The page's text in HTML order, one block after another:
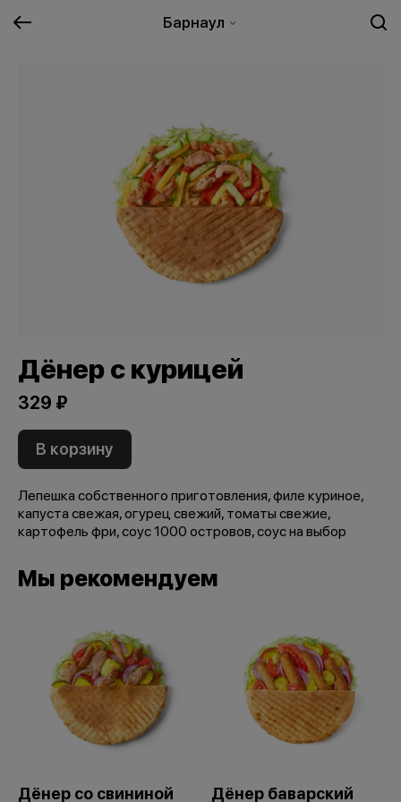
Барнаул
Дёнер с курицей
329 ₽
В корзину
Лепешка собственного приготовления, филе куриное,
капуста свежая, огурец свежий, томаты свежие,
картофель фри, соус 1000 островов, соус на выбор
Мы рекомендуем
Дёнер со свининой Дёнер баварский